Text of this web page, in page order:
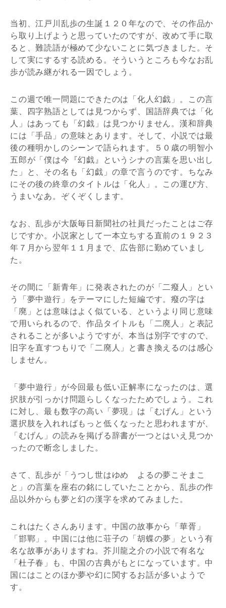
当初、江戸川乱歩の生誕１２０年なので、その作品か
ら取り上げようと思っていたのですが、改めて手に取
ると、難読語が極めて少ないことに気づきました。そ
して実にするする読める。そういうところも今なお乱
歩が読み継がれる一因でしょう。
この週で唯一問題にできたのは「化人幻戯」。この言
葉、四字熟語としては見つからず、国語辞典では「化
人」はあっても「幻戯」は見つかりません。漢和辞典
には「手品」の意味とあります。そして、小説では最
後の種明かしのシーンで語られます。５０歳の明智小
五郎が「僕は今『幻戯』というシナの言葉を思い出し
た」と、その名も「幻戯」の章で言うのです。ちなみ
にその後の終章のタイトルは「化人」。この運び方、
うまいなあ。ぞくぞくします。
なお、乱歩が大阪毎日新聞社の社員だったことはご存
じですか。小説家として一本立ちする直前の１９２３
年７月から翌年１１月まで、広告部に勤めていまし
た。
その間に「新青年」に発表されたのが「二癈人」とい
う「夢中遊行」をテーマにした短編です。癈の字は
「廃」とは意味はよく似ている、というより同じ意味
で用いられるので、作品タイトルも「二廃人」と表記
されることが多いようですが、本当は別字ですので、
旧字を直すつもりで「二廃人」と書き換えるのは感心
しません。
「夢中遊行」が今回最も低い正解率になったのは、選
択肢が引っかけ問題らしくなったためでしょう。これ
に対し、最も数字の高い「夢現」は「むげん」という
選択肢を入れればもっと低くなったと思われますが、
「むげん」の読みを掲げる辞書が一つとはいえ見つか
ったので断念しました。
さて、乱歩が「うつし世はゆめ よるの夢こそまこ
と」の言葉を座右の銘にしていたことから、乱歩の作
品以外からも夢と幻の漢字を求めてみました。
これはたくさんあります。中国の故事から「華胥」
「邯鄲」。中国には他に荘子の「胡蝶の夢」という有
名な故事がありますね。芥川龍之介の小説で有名な
「杜子春」も、中国の古典がもとになっています。中
国にはことのほか夢や幻に関するお話が多いようで
す。